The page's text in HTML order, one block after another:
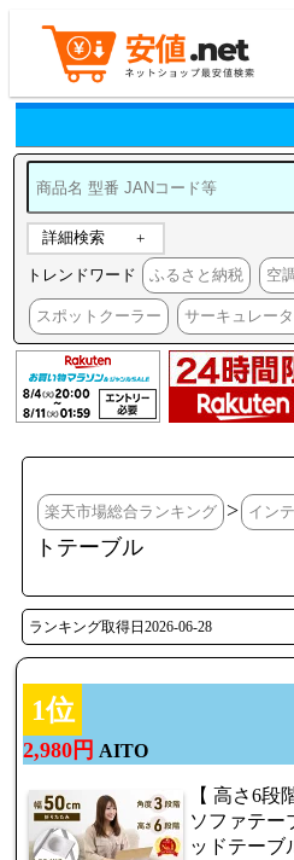
詳細検索
トレンドワード ふるさと納税 空
スポットクーラー サーキュレー
楽天市場総合ランキング > イン
トテーブル
ランキング取得日2026-06-28
1位
2,980円 AITO
【 高さ6
ソファテー
ッドテーブ